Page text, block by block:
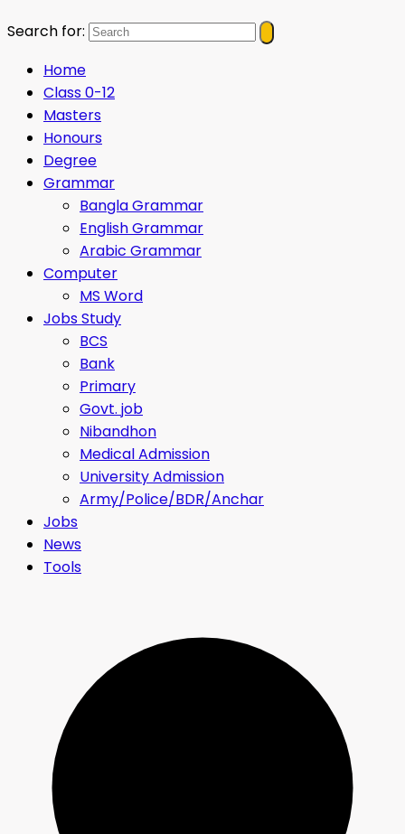
Search for:
Home
Class 0-12
Masters
Honours
Degree
Grammar
Bangla Grammar
English Grammar
Arabic Grammar
Computer
MS Word
Jobs Study
BCS
Bank
Primary
Govt. job
Nibandhon
Medical Admission
University Admission
Army/Police/BDR/Anchar
Jobs
News
Tools